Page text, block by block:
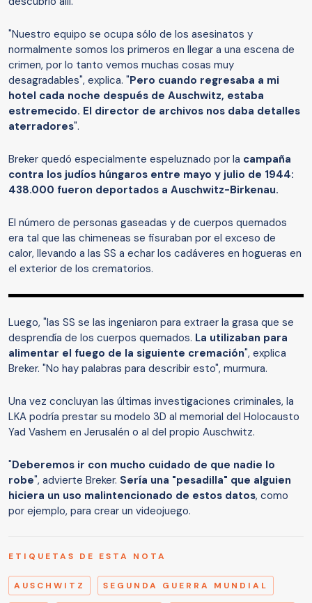
"Nuestro equipo se ocupa sólo de los asesinatos y
normalmente somos los primeros en llegar a una escena de
crimen, por lo tanto vemos muchas cosas muy
desagradables", explica. "Pero cuando regresaba a mi
hotel cada noche después de Auschwitz, estaba
estremecido. El director de archivos nos daba detalles
aterradores".
Breker quedó especialmente espeluznado por la campaña
contra los judíos húngaros entre mayo y julio de 1944:
438.000 fueron deportados a Auschwitz-Birkenau.
El número de personas gaseadas y de cuerpos quemados
era tal que las chimeneas se fisuraban por el exceso de
calor, llevando a las SS a echar los cadáveres en hogueras en
el exterior de los crematorios.
Luego, "las SS se las ingeniaron para extraer la grasa que se
desprendía de los cuerpos quemados. La utilizaban para
alimentar el fuego de la siguiente cremación", explica
Breker. "No hay palabras para describir esto", murmura.
Una vez concluyan las últimas investigaciones criminales, la
LKA podría prestar su modelo 3D al memorial del Holocausto
Yad Vashem en Jerusalén o al del propio Auschwitz.
"Deberemos ir con mucho cuidado de que nadie lo
robe", advierte Breker. Sería una "pesadilla" que alguien
hiciera un uso malintencionado de estos datos, como
por ejemplo, para crear un videojuego.
ETIQUETAS DE ESTA NOTA
AUSCHWITZ SEGUNDA GUERRA MUNDIAL